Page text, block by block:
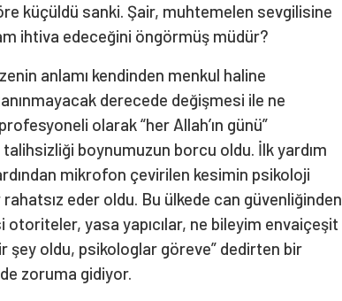
küçüldü sanki. Şair, muhtemelen sevgilisine
ihtiva edeceğini öngörmüş müdür?
anlamı kendinden menkul haline
derecede değişmesi ile ne
olarak “her Allah’ın günü”
boynumuzun borcu oldu. İlk yardım
mikrofon çevirilen kesimin psikoloji
eder oldu. Bu ülkede can güvenliğinden
yasa yapıcılar, ne bileyim envaiçeşit
şey oldu, psikologlar göreve” dedirten bir
zoruma gidiyor.